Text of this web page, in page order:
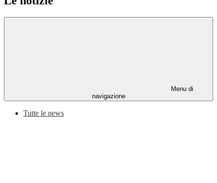
Menu di
navigazione
Tutte le news